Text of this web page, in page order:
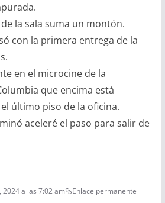
la sala suma un montón.
con la primera entrega de la
en el microcine de la
que encima está
último piso de la oficina.
aceleré el paso para salir de
a las 7:02 am Enlace permanente